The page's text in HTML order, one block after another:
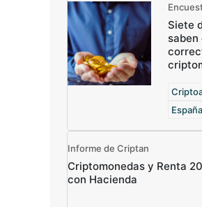
Siete
España
Informe de Criptan
Criptomonedas y Renta
con Hacienda